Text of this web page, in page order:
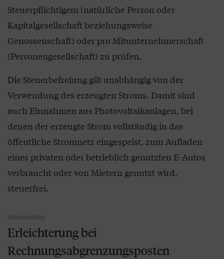
Steuerpflichtigem (natürliche Person oder
Kapitalgesellschaft beziehungsweise
Genossenschaft) oder pro Mitunternehmerschaft
(Personengesellschaft) zu prüfen.
Die Steuerbefreiung gilt unabhängig von der
Verwendung des erzeugten Stroms. Damit sind
auch Einnahmen aus Photovoltaikanlagen, bei
denen der erzeugte Strom vollständig in das
öffentliche Stromnetz eingespeist, zum Aufladen
eines privaten oder betrieblich genutzten E-Autos
verbraucht oder von Mietern genutzt wird,
steuerfrei.
Erleichterung bei
Rechnungsabgrenzungsposten